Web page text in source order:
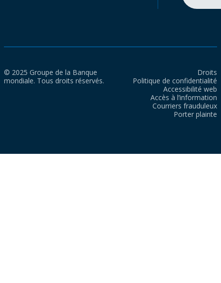
© 2025 Groupe de la Banque
mondiale. Tous droits réservés.
Droits
Politique de confidentialité
Accessibilité web
Accès à l’information
Courriers frauduleux
Porter plainte